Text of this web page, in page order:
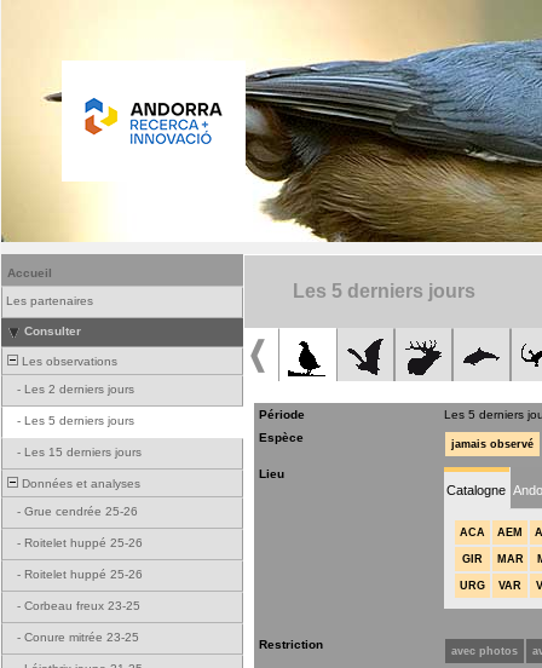
Accueil
Les partenaires
Consulter
Les observations
- Les 2 derniers jours
- Les 5 derniers jours
- Les 15 derniers jours
Données et analyses
- Grue cendrée 25-26
- Roitelet huppé 25-26
- Roitelet huppé 25-26
- Corbeau freux 23-25
- Conure mitrée 23-25
Les 5 derniers jours
Période
Les 5 derniers
Espèce
jamais observé
Lieu
Catalogne
ACA AEM
GIR MAR
URG VAR
Restriction avec photos